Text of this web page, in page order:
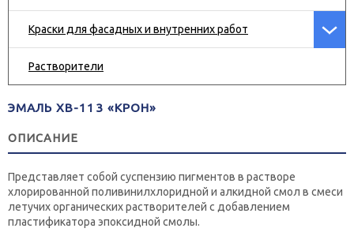
Краски для фасадных и внутренних работ
Растворители
ЭМАЛЬ ХВ-113 «КРОН»
ОПИСАНИЕ
Представляет собой суспензию пигментов в растворе
хлорированной поливинилхлоридной и алкидной смол в смеси
летучих органических растворителей с добавлением
пластификатора эпоксидной смолы.